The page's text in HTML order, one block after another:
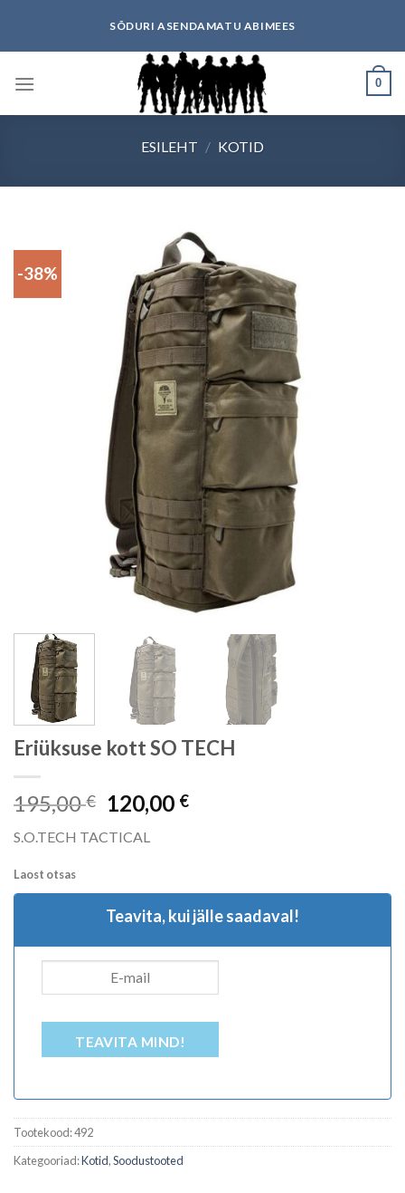
content
SÕDURI ASENDAMATU ABIMEES
0
ESILEHT / KOTID
-38%
Eriüksuse kott SO TECH
195,00€
Algne
hind
oli:
120,00 €Current
S.O.TECH TACTICAL
Laost otsas
Teavita, kui jälle saadaval!
TEAVITA MIND!
Tootekood:492
Kategooriad:Kotid,Soodustooted